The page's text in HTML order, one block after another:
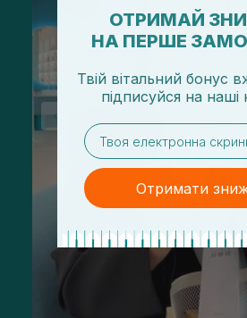
ОТРИМАЙ
НА ПЕРШЕ
Твій вітальний бонус
підписуйся на наші
email
Отримати